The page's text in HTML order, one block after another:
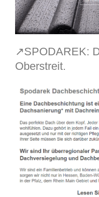
↗️SPODAREK:
Oberstreit.